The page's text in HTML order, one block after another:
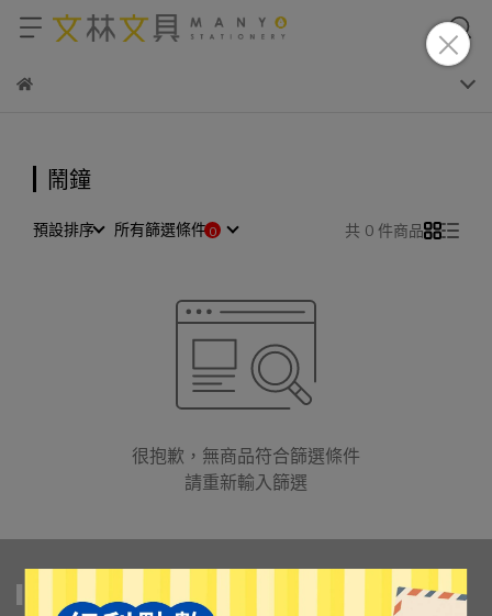
鬧鐘
預設排序 所有篩選條件 共 0 件商品
很抱歉，無商品符合篩選條件
請重新輸入篩選
▌關於我們